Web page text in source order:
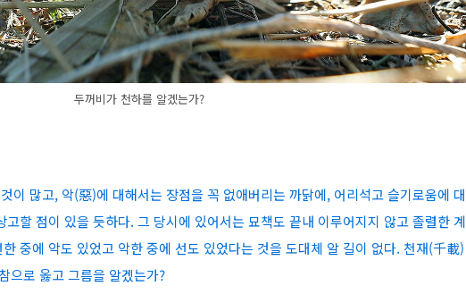
두꺼비가 천하를 알겠는가?
이 많고, 악(惡)에 대해서는 장점을 꼭 없애버리는 까닭에, 어리석고 슬기로움에 대
할 점이 있을 듯하다. 그 당시에 있어서는 묘책도 끝내 이루어지지 않고 졸렬한 계
중에 악도 있었고 악한 중에 선도 있었다는 것을 도대체 알 길이 없다. 천재(千載)
으로 옳고 그름을 알겠는가?